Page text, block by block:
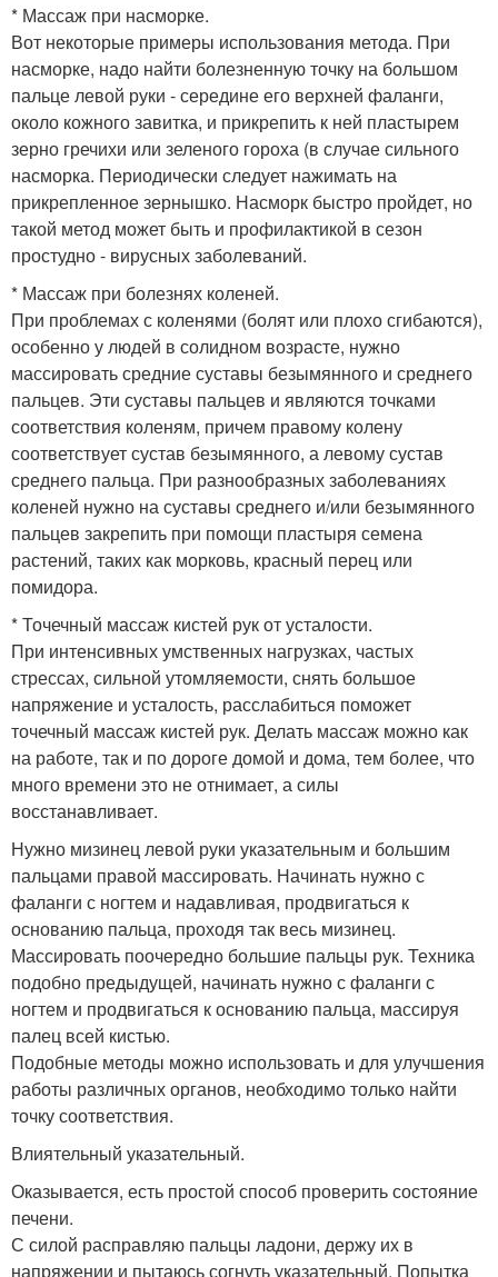
* Массаж при насморке.
Вот некоторые примеры использования метода. При
насморке, надо найти болезненную точку на большом
пальце левой руки - середине его верхней фаланги,
около кожного завитка, и прикрепить к ней пластырем
зерно гречихи или зеленого гороха (в случае сильного
насморка. Периодически следует нажимать на
прикрепленное зернышко. Насморк быстро пройдет, но
такой метод может быть и профилактикой в сезон
простудно - вирусных заболеваний.
* Массаж при болезнях коленей.
При проблемах с коленями (болят или плохо сгибаются),
особенно у людей в солидном возрасте, нужно
массировать средние суставы безымянного и среднего
пальцев. Эти суставы пальцев и являются точками
соответствия коленям, причем правому колену
соответствует сустав безымянного, а левому сустав
среднего пальца. При разнообразных заболеваниях
коленей нужно на суставы среднего и/или безымянного
пальцев закрепить при помощи пластыря семена
растений, таких как морковь, красный перец или
помидора.
* Точечный массаж кистей рук от усталости.
При интенсивных умственных нагрузках, частых
стрессах, сильной утомляемости, снять большое
напряжение и усталость, расслабиться поможет
точечный массаж кистей рук. Делать массаж можно как
на работе, так и по дороге домой и дома, тем более, что
много времени это не отнимает, а силы
восстанавливает.
Нужно мизинец левой руки указательным и большим
пальцами правой массировать. Начинать нужно с
фаланги с ногтем и надавливая, продвигаться к
основанию пальца, проходя так весь мизинец.
Массировать поочередно большие пальцы рук. Техника
подобно предыдущей, начинать нужно с фаланги с
ногтем и продвигаться к основанию пальца, массируя
палец всей кистью.
Подобные методы можно использовать и для улучшения
работы различных органов, необходимо только найти
точку соответствия.
Влиятельный указательный.
Оказывается, есть простой способ проверить состояние
печени.
С силой расправляю пальцы ладони, держу их в
напряжении и пытаюсь согнуть указательный. Попытка